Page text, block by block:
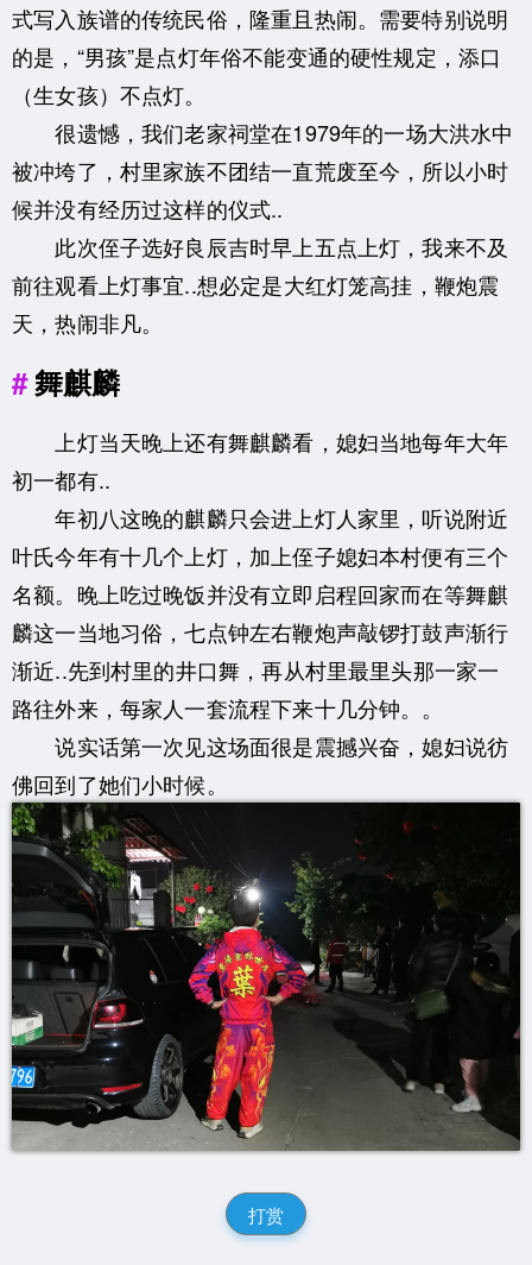
式写入族谱的传统民俗，隆重且热闹。需要特别说明
的是，“男孩”是点灯年俗不能变通的硬性规定，添口
（生女孩）不点灯。
很遗憾，我们老家祠堂在1979年的一场大洪水中
被冲垮了，村里家族不团结一直荒废至今，所以小时
候并没有经历过这样的仪式..
此次侄子选好良辰吉时早上五点上灯，我来不及
前往观看上灯事宜..想必定是大红灯笼高挂，鞭炮震
天，热闹非凡。
舞麒麟
上灯当天晚上还有舞麒麟看，媳妇当地每年大年
初一都有..
年初八这晚的麒麟只会进上灯人家里，听说附近
叶氏今年有十几个上灯，加上侄子媳妇本村便有三个
名额。晚上吃过晚饭并没有立即启程回家而在等舞麒
麟这一当地习俗，七点钟左右鞭炮声敲锣打鼓声渐行
渐近..先到村里的井口舞，再从村里最里头那一家一
路往外来，每家人一套流程下来十几分钟。。
说实话第一次见这场面很是震撼兴奋，媳妇说彷
佛回到了她们小时候。
打赏